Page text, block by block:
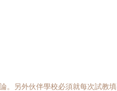
。另外伙伴學校必須就每次試教